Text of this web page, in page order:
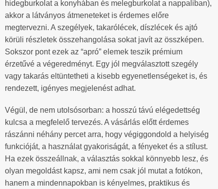
hidegburkolat a konyhában és melegburkolat a nappaliban),
akkor a látványos átmeneteket is érdemes előre
megtervezni. A szegélyek, takarólécek, díszlécek és ajtó
körüli részletek összehangolása sokat javít az összképen.
Sokszor pont ezek az “apró” elemek teszik prémium
érzetűvé a végeredményt. Egy jól megválasztott szegély
vagy takarás eltüntetheti a kisebb egyenetlenségeket is, és
rendezett, igényes megjelenést adhat.
Végül, de nem utolsósorban: a hosszú távú elégedettség
kulcsa a megfelelő tervezés. A vásárlás előtt érdemes
rászánni néhány percet arra, hogy végiggondold a helyiség
funkcióját, a használat gyakoriságát, a fényeket és a stílust.
Ha ezek összeállnak, a választás sokkal könnyebb lesz, és
olyan megoldást kapsz, ami nem csak jól mutat a fotókon,
hanem a mindennapokban is kényelmes, praktikus és